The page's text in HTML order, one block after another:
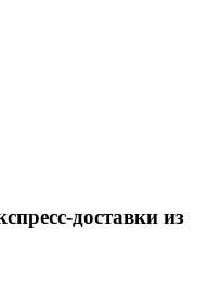
доставки из